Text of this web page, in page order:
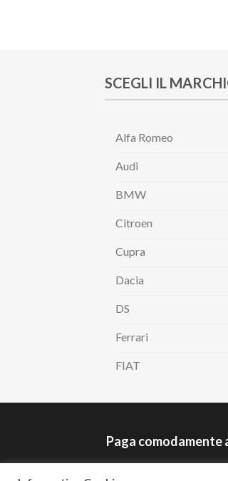
SCEGLI IL
Alfa Romeo
Audi
BMW
Citroen
Cupra
Dacia
DS
Ferrari
FIAT
Paga comodamente